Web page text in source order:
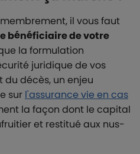
il vous faut
bénéficiaire de votre
la formulation
juridique de vos
du décès, un enjeu
sur l'assurance vie en cas
la façon dont le capital
et restitué aux nus-